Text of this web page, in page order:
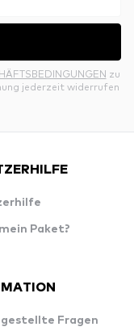
zu
jederzeit widerrufen
Paket?
gestellte Fragen